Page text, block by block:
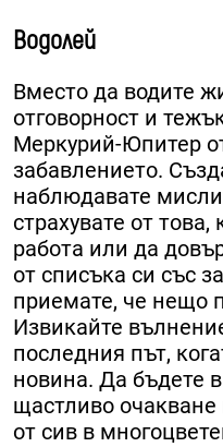
Водолей
Вместо да водите
отговорност и
Меркурий-Юпитер
забавлението.
наблюдавате
страхувате от
работа или да
от списъка си със
приемате, че нещо
Извикайте
последния път,
новина. Да бъдете
щастливо
от сив в